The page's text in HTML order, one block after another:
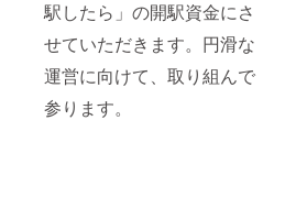
駅したら」の開駅資金にさ
せていただきます。円滑な
運営に向けて、取り組んで
参ります。